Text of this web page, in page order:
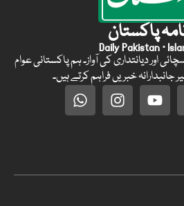
پاکستان
Daily Pakistan ·
70 سال سے سچائی اور دیانتداری کی آواز۔ ہم پاکستانی عوام
جانبدارانہ خبریں فراہم کرتے ہیں۔